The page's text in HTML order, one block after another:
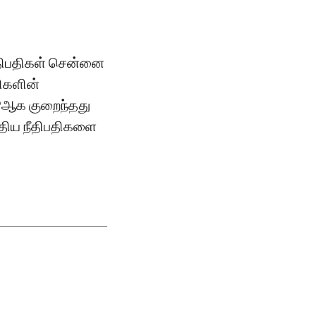
சென்னை
குறைந்தது
நீதிபதிகளை